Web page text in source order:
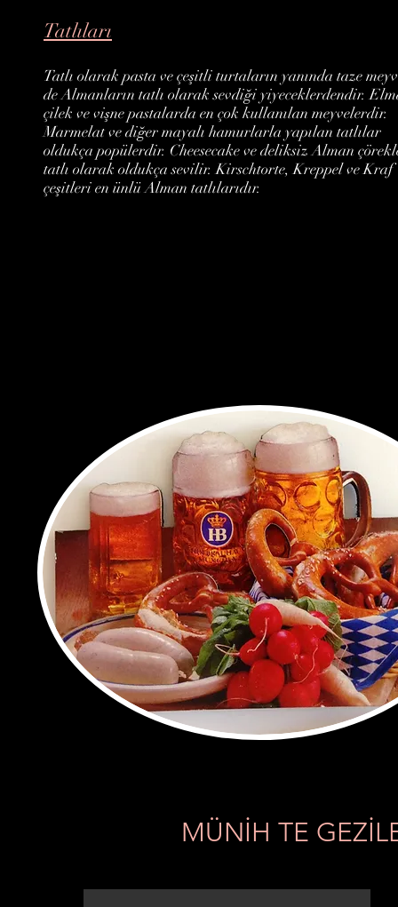
Tatlıları
Tatlı olarak pasta ve çeşitli turtaların yanında taze
de Almanların tatlı olarak sevdiği yiyeceklerdendir.
çilek ve vişne pastalarda en çok kullanılan meyvelerdir.
Marmelat ve diğer mayalı hamurlarla yapılan tatlılar
oldukça popülerdir. Cheesecake ve deliksiz Alman
tatlı olarak oldukça sevilir. Kirschtorte, Kreppel ve Kraf
çeşitleri en ünlü Alman tatlılarıdır.
MÜNİH TE